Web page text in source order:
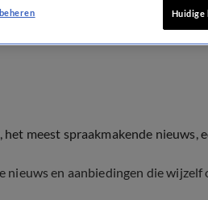
meest spraakmakende nieuws,
en aanbiedingen die
Huidige